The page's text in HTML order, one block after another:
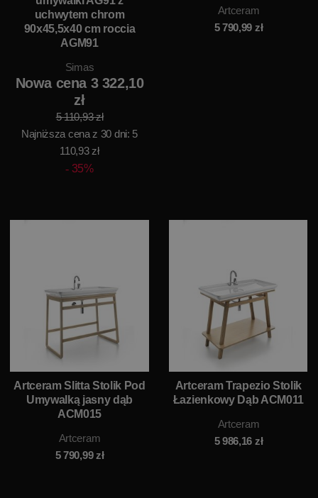
uchwytem chrom
90x45,5x40 cm roccia
AGM91
Simas
Nowa cena 3 322,10
zł
5 110,93 zł
Najniższa cena z 30 dni: 5
110,93 zł
35%
Artceram
5 790,99 zł
Artceram Slitta Stolik Pod
Umywalką jasny dąb
ACM015
Artceram
5 790,99zł
Artceram Trapezio Stolik
Łazienkowy Dąb ACM011
Artceram
5 986,16 zł